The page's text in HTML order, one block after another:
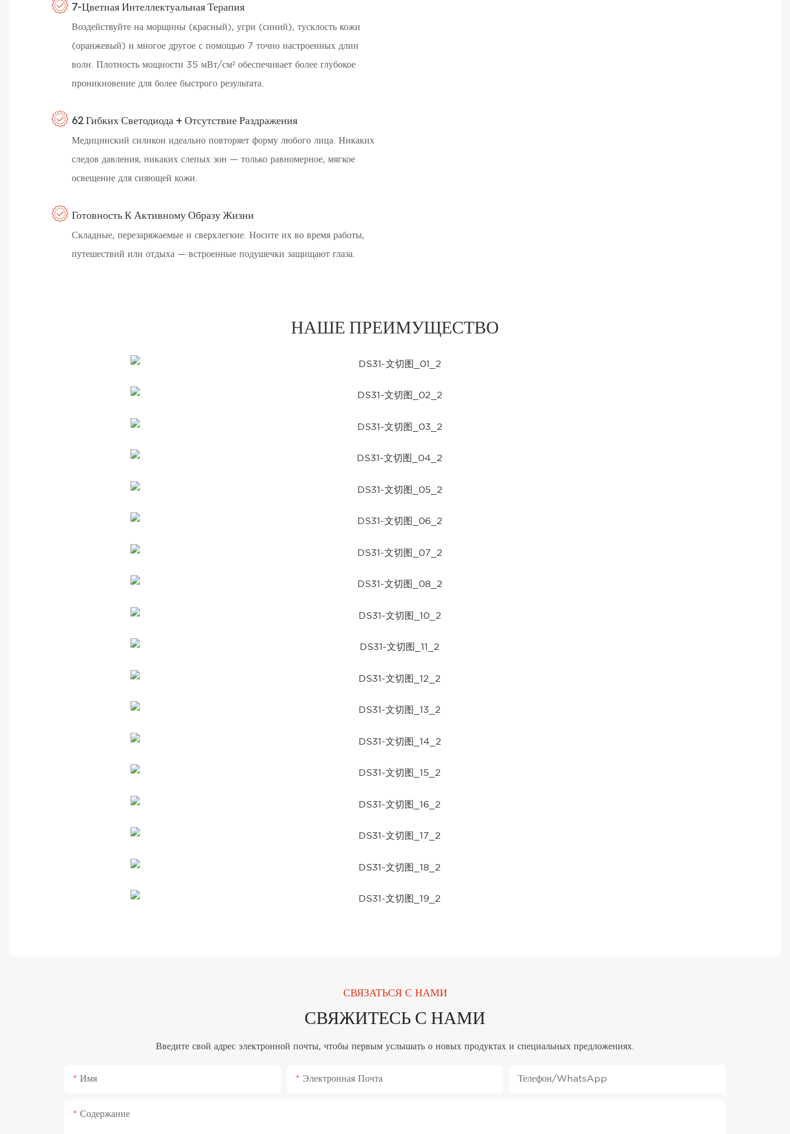
7-Цветная Интеллектуальная Терапия
Воздействуйте на морщины (красный), угри (синий), тусклость кожи
(оранжевый) и многое другое с помощью 7 точно настроенных длин
волн. Плотность мощности 35 мВт/см² обеспечивает более глубокое
проникновение для более быстрого результата.
62 Гибких Светодиода + Отсутствие Раздражения
Медицинский силикон идеально повторяет форму любого лица. Никаких
следов давления, никаких слепых зон — только равномерное, мягкое
освещение для сияющей кожи.
Готовность К Активному Образу Жизни
Складные, перезаряжаемые и сверхлегкие. Носите их во время работы,
путешествий или отдыха — встроенные подушечки защищают глаза.
НАШЕ ПРЕИМУЩЕСТВО
СВЯЗАТЬСЯ С НАМИ
СВЯЖИТЕСЬ С НАМИ
Введите свой адрес электронной почты, чтобы первым услышать о новых продуктах и ​​специальных предложениях.
Имя Электронная Почта Телефон/WhatsApp
Содержание